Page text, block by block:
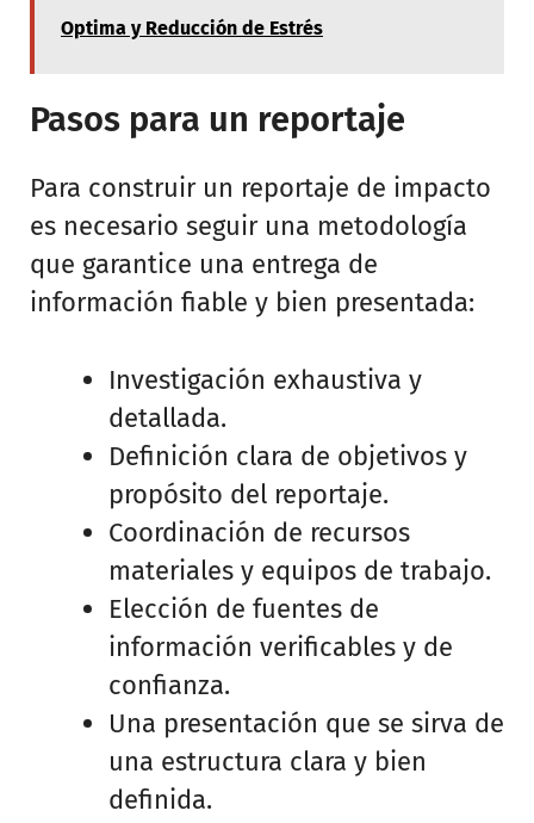
Optima y Reducción de Estrés
Pasos para un reportaje
Para construir un reportaje de impacto
es necesario seguir una metodología
que garantice una entrega de
información fiable y bien presentada:
Investigación exhaustiva y
detallada.
Definición clara de objetivos y
propósito del reportaje.
Coordinación de recursos
materiales y equipos de trabajo.
Elección de fuentes de
información verificables y de
confianza.
Una presentación que se sirva de
una estructura clara y bien
definida.